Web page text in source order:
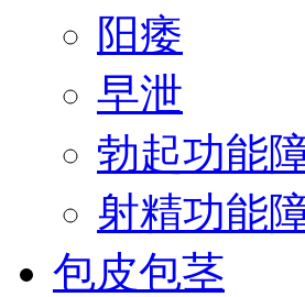
阳痿
早泄
勃起功能
射精功能
包皮包茎